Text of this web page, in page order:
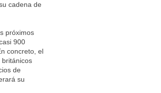
cadena de
próximos
900
concreto, el
británicos
de
su